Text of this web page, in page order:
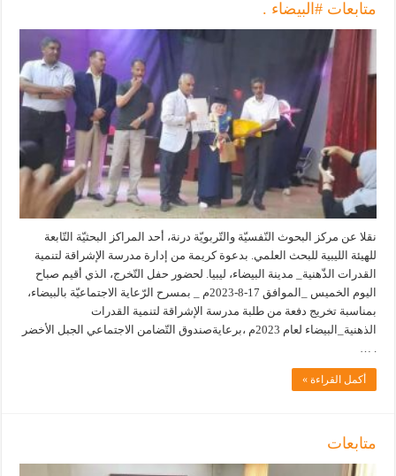
متابعات #البيضاء .
نقلا عن مركز البحوث النّفسيّة والتّربويّة درنة، أحد المراكز البحثيّة التّابعة
للهيئة الليبية للبحث العلمي. بدعوة كريمة من إدارة مدرسة الإشراقة لتنمية
القدرات الذّهنية_ مدينة البيضاء، ليبيا. لحضور حفل التّخرج، الذي أقيم صباح
اليوم الخميس _الموافق 17-8-2023م _ بمسرح الرّعاية الاجتماعيّة بالبيضاء،
بمناسبة تخريج دفعة من طلبة مدرسة الإشراقة لتنمية القدرات
الذهنية_البيضاء لعام 2023م ،برعايةصندوق التّضامن الاجتماعي الجبل الأخضر
. …
أكمل القراءة »
متابعات